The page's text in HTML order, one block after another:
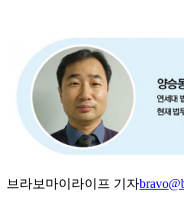
브라보마이라이프 기자